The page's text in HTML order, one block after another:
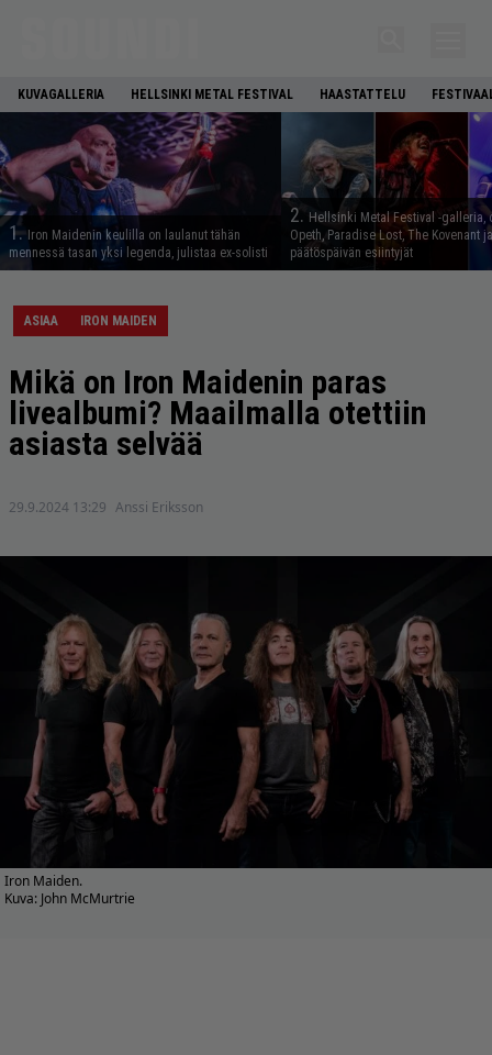
KUVAGALLERIA HELLSINKI METAL FESTIVAL HAASTATTELU
1. Iron Maidenin keulilla on laulanut tähän
mennessä tasan yksi legenda, julistaa ex-solisti
2. Hellsinki Metal Festival -galleria,
Opeth, Paradise Lost, The Kovenant
päätöspäivän esiintyjät
ASIAA IRON MAIDEN
Mikä on Iron Maidenin paras
livealbumi? Maailmalla otettiin
asiasta selvää
29.9.2024 13:29 Anssi Eriksson
Iron Maiden.
Kuva: John McMurtrie